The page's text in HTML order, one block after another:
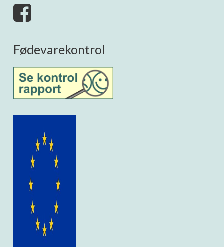
Fødevarekontrol